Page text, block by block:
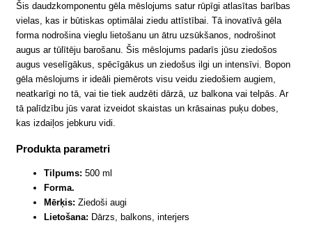
Šis daudzkomponentu gēla mēslojums satur rūpīgi atlasītas barības
vielas, kas ir būtiskas optimālai ziedu attīstībai. Tā inovatīvā gēla
forma nodrošina vieglu lietošanu un ātru uzsūkšanos, nodrošinot
augus ar tūlītēju barošanu. Šis mēslojums padarīs jūsu ziedošos
augus veselīgākus, spēcīgākus un ziedošus ilgi un intensīvi. Bopon
gēla mēslojums ir ideāli piemērots visu veidu ziedošiem augiem,
neatkarīgi no tā, vai tie tiek audzēti dārzā, uz balkona vai telpās. Ar
tā palīdzību jūs varat izveidot skaistas un krāsainas puķu dobes,
kas izdaiļos jebkuru vidi.
Produkta parametri
Tilpums: 500 ml
Forma.
Mērķis: Ziedoši augi
Lietošana: Dārzs, balkons, interjers